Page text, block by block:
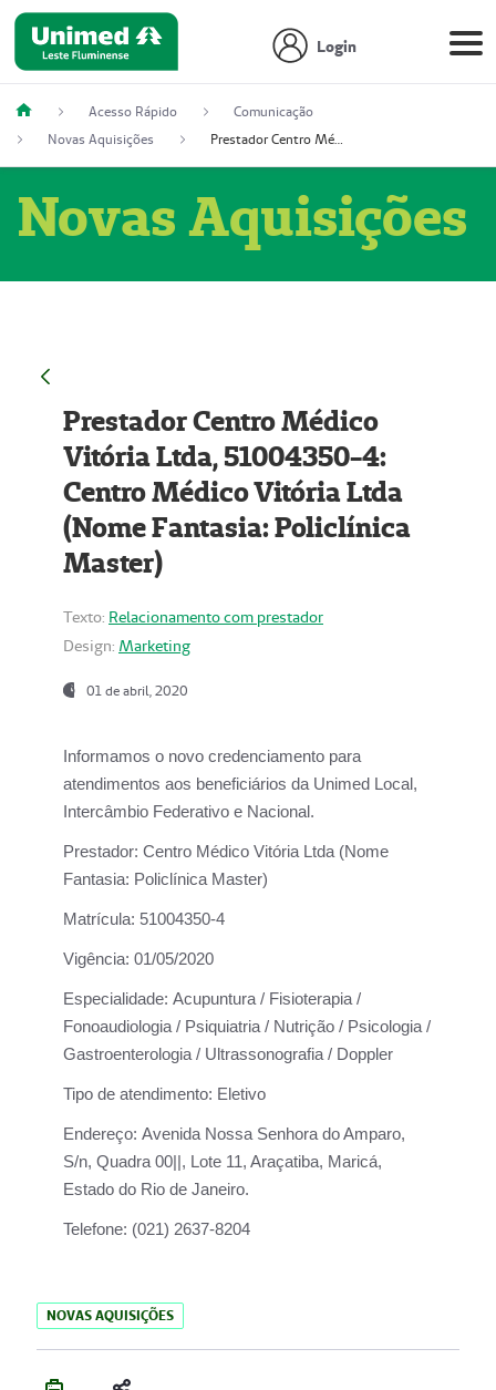
Login
Acesso Rápido
Comunicação
Novas Aquisições
Prestador Centro Médico Vitória Ltda, 51004350-4: Centro Médico Vitória Ltda (Nome Fantasia: Policlínica Master)
Novas Aquisições
Prestador Centro Médico
Vitória Ltda, 51004350-4:
Centro Médico Vitória Ltda
(Nome Fantasia: Policlínica
Master)
Texto: Relacionamento com prestador
Design: Marketing
01 de abril, 2020
Informamos o novo credenciamento para
atendimentos aos beneficiários da Unimed Local,
Intercâmbio Federativo e Nacional.
Prestador: Centro Médico Vitória Ltda (Nome
Fantasia: Policlínica Master)
Matrícula: 51004350-4
Vigência: 01/05/2020
Especialidade: Acupuntura / Fisioterapia /
Fonoaudiologia / Psiquiatria / Nutrição / Psicologia /
Gastroenterologia / Ultrassonografia / Doppler
Tipo de atendimento: Eletivo
Endereço: Avenida Nossa Senhora do Amparo,
S/n, Quadra 00||, Lote 11, Araçatiba, Maricá,
Estado do Rio de Janeiro.
Telefone: (021) 2637-8204
NOVAS AQUISIÇÕES